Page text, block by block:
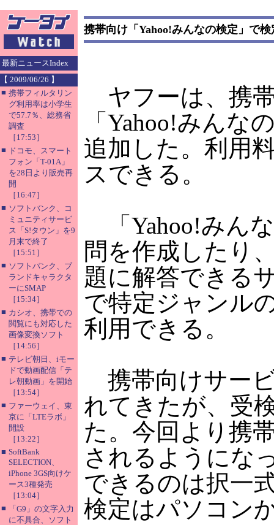
最新ニュースIndex
【 2009/06/26 】
■ 携帯フィルタリン
グ利用率は小学生
で57.7％、総務省
調査
［17:53］
■ ドコモ、スマート
フォン「T-01A」
を28日より販売再
開
［16:47］
■ ソフトバンク、コ
ミュニティサービ
ス「S!タウン」を9
月末で終了
［15:51］
■ ソフトバンク、ブ
ランドキャラクタ
ーにSMAP
［15:34］
■ カシオ、携帯での
閲覧にも対応した
画像変換ソフト
［14:56］
■ テレビ朝日、iモー
ドで動画配信「テ
レ朝動画」を開始
［13:54］
■ ファーウェイ、東
京に「LTEラボ」
開設
［13:22］
■ SoftBank
SELECTION、
iPhone 3GS向けケ
ース3種発売
［13:04］
■
「G9」の文字入力
に不具合、ソフト
携帯向け「Yahoo!みんなの検定」で
ヤフーは、携
「Yahoo!みんな
追加した。利用
スできる。
「Yahoo!みん
問を作成したり
題に解答できる
で特定ジャンル
利用できる。
携帯向けサー
れてきたが、受
た。今回より携
されるようにな
できるのは択一
検定はパソコン